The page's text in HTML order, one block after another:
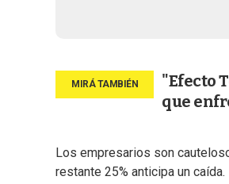
"Efecto
que
Los empresarios son
restante 25% anticipa un caída.